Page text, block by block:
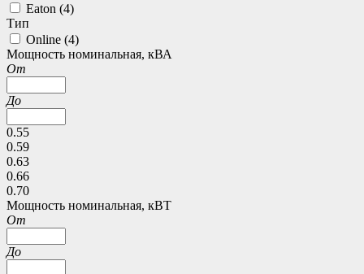
Eaton (4)
Тип
Online (4)
Мощность номинальная, кВА
От
До
0.55
0.59
0.63
0.66
0.70
Мощность номинальная, кВТ
От
До